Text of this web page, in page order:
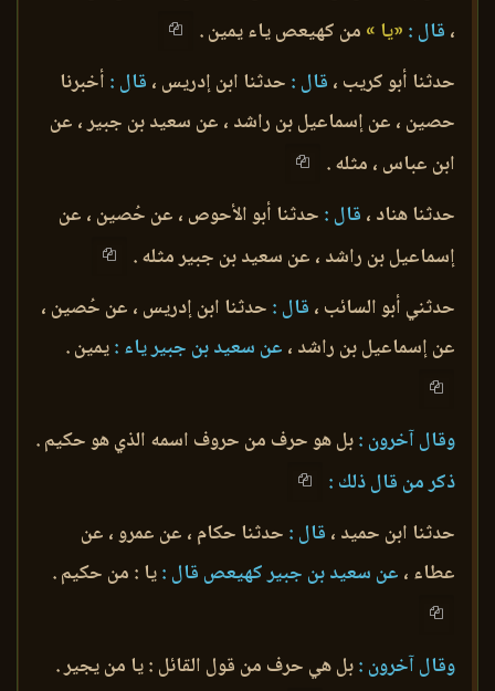
، قال : «يا » من كهيعص ياء يمين .
حدثنا أبو كريب ، قال : حدثنا ابن إدريس ، قال : أخبرنا
حصين ، عن إسماعيل بن راشد ، عن سعيد بن جبير ، عن
ابن عباس ، مثله .
حدثنا هناد ، قال : حدثنا أبو الأحوص ، عن حُصين ، عن
إسماعيل بن راشد ، عن سعيد بن جبير مثله .
حدثني أبو السائب ، قال : حدثنا ابن إدريس ، عن حُصين ،
عن إسماعيل بن راشد ، عن سعيد بن جبير ياء :يمين .
وقال آخرون :بل هو حرف من حروف اسمه الذي هو حكيم .
ذكر من قال ذلك :
حدثنا ابن حميد ، قال : حدثنا حكام ، عن عمرو ، عن
عطاء ، عن سعيد بن جبير كهيعص قال :يا : من حكيم .
وقال آخرون :بل هي حرف من قول القائل : يا من يجير .